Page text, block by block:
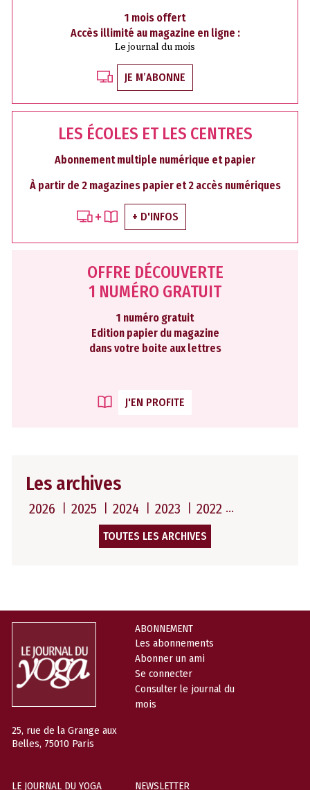
1 mois offert
Accès illimité au magazine en ligne :
Le journal du mois
JE M’ABONNE
LES ÉCOLES ET LES CENTRES
Abonnement multiple numérique et papier
À partir de 2 magazines papier et 2 accès numériques
+ D'INFOS
OFFRE DÉCOUVERTE
1 NUMÉRO GRATUIT
1 numéro gratuit
Edition papier du magazine
dans votre boite aux lettres
J'EN PROFITE
Les archives
2026 2025 2024 2023 2022
TOUTES LES ARCHIVES
25, rue de la Grange aux
Belles, 75010 Paris
ABONNEMENT
Les abonnements
Abonner un ami
Se connecter
Consulter le journal du
mois
LE JOURNAL DU YOGA NEWSLETTER